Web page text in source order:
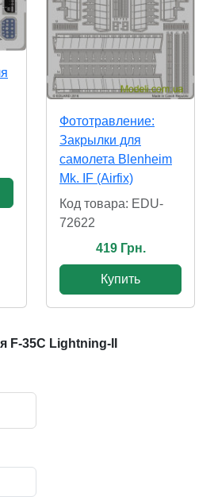
Фототравление:
Закрылки для
самолета Blenheim
Mk. IF (Airfix)
Код товара: EDU-
72622
419 Грн.
Купить
35C Lightning-II